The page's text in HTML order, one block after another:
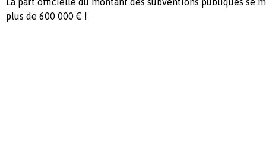
plus de 600 000 € !